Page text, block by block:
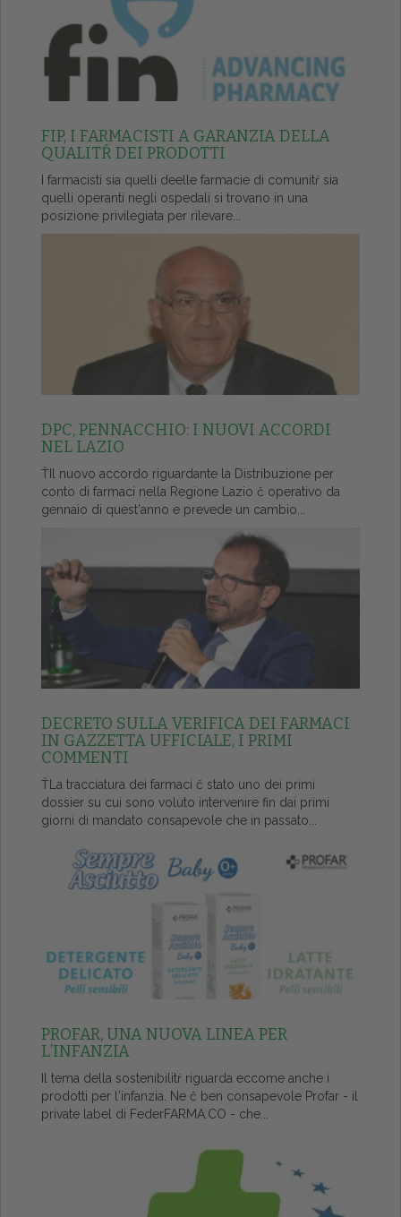
FIP, I FARMACISTI A GARANZIA DELLA
QUALITŔ DEI PRODOTTI
I farmacisti sia quelli deelle farmacie di comunitŕ sia
quelli operanti negli ospedali si trovano in una
posizione privilegiata per rilevare...
DPC, PENNACCHIO: I NUOVI ACCORDI
NEL LAZIO
ŤIl nuovo accordo riguardante la Distribuzione per
conto di farmaci nella Regione Lazio č operativo da
gennaio di quest'anno e prevede un cambio...
DECRETO SULLA VERIFICA DEI FARMACI
IN GAZZETTA UFFICIALE, I PRIMI
COMMENTI
ŤLa tracciatura dei farmaci č stato uno dei primi
dossier su cui sono voluto intervenire fin dai primi
giorni di mandato consapevole che in passato...
PROFAR, UNA NUOVA LINEA PER
L’INFANZIA
Il tema della sostenibilitŕ riguarda eccome anche i
prodotti per l'infanzia. Ne č ben consapevole Profar - il
private label di FederFARMA.CO - che...